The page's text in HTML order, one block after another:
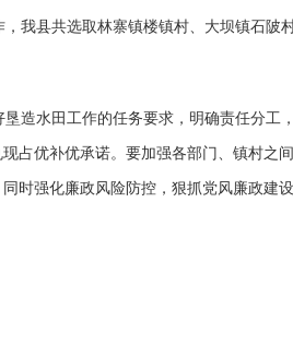
我县共选取林寨镇楼镇村、大坝镇石陂
造水田工作的任务要求，明确责任分工
占优补优承诺。要加强各部门、镇村
时强化廉政风险防控，狠抓党风廉政建